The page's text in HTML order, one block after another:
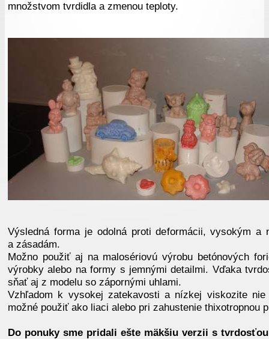
množstvom tvrdidla a zmenou teploty.
Výsledná forma je odolná proti deformácii, vysokým a
a zásadám.
Možno použiť aj na malosériovú výrobu betónových
výrobky alebo na formy s jemnými detailmi. Vďaka
sňať aj z modelu so zápornými uhlami.
Vzhľadom k vysokej zatekavosti a nízkej viskozite
možné použiť ako liaci alebo pri zahustenie thixotropnou
Do ponuky sme pridali ešte mäkšiu verzii s